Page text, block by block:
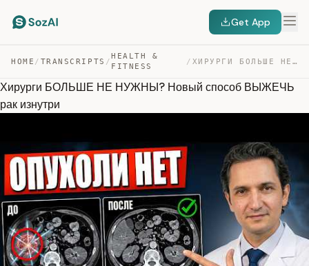
Get App
HOME / TRANSCRIPTS /
HEALTH &
FITNESS
/ ХИРУРГИ БОЛЬШЕ НЕ НУЖНЫ? НОВЫЙ СПОСОБ ВЫЖЕЧЬ РАК ИЗНУТРИ — TRANSCRIPT
Хирурги БОЛЬШЕ НЕ НУЖНЫ? Новый способ ВЫЖЕЧЬ
рак изнутри